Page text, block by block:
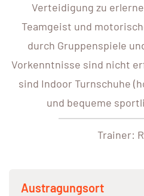
Verteidigung zu
Teamgeist und
durch Gruppenspiele
Vorkenntnisse sind nicht
sind Indoor Turnschuhe
und bequeme
Trainer:
Austragungsort